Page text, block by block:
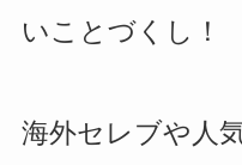
いことづくし！
海外セレブや人